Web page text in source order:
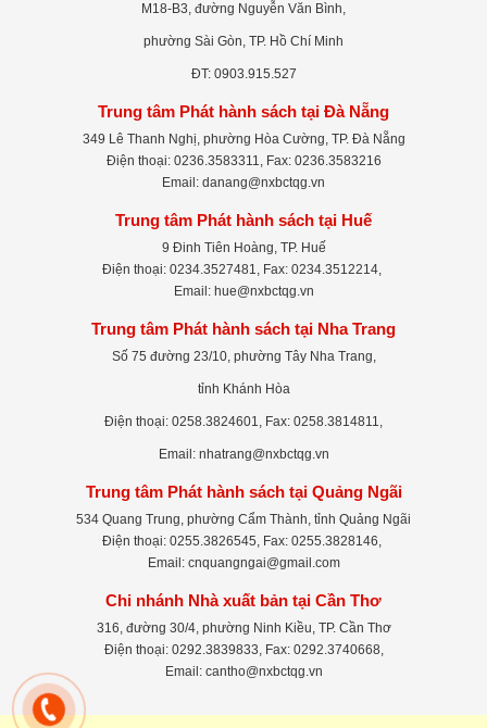
M18-B3, đường Nguyễn Văn Bình,
phường Sài Gòn, TP. Hồ Chí Minh
ĐT: 0903.915.527
Trung tâm Phát hành sách tại Đà Nẵng
349 Lê Thanh Nghị, phường Hòa Cường, TP. Đà Nẵng
Điện thoại: 0236.3583311, Fax: 0236.3583216
Email: danang@nxbctqg.vn
Trung tâm Phát hành sách tại Huế
9 Đinh Tiên Hoàng, TP. Huế
Điện thoại: 0234.3527481, Fax: 0234.3512214,
Email: hue@nxbctqg.vn
Trung tâm Phát hành sách tại Nha Trang
Số 75 đường 23/10, phường Tây Nha Trang,
tỉnh Khánh Hòa
Điện thoại: 0258.3824601, Fax: 0258.3814811,
Email: nhatrang@nxbctqg.vn
Trung tâm Phát hành sách tại Quảng Ngãi
534 Quang Trung, phường Cẩm Thành, tỉnh Quảng Ngãi
Điện thoại: 0255.3826545, Fax: 0255.3828146,
Email: cnquangngai@gmail.com
Chi nhánh Nhà xuất bản tại Cần Thơ
316, đường 30/4, phường Ninh Kiều, TP. Cần Thơ
Điện thoại: 0292.3839833, Fax: 0292.3740668,
Email: cantho@nxbctqg.vn